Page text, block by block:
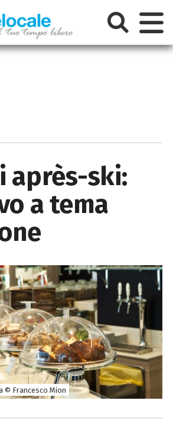
après-ski:
a tema
© Francesco Mion